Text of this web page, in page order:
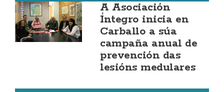
A Asociación
Íntegro inicia en
Carballo a súa
campaña anual de
prevención das
lesións medulares